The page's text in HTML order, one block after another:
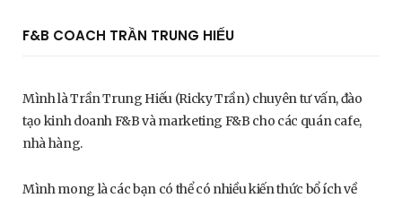
F&B COACH TRẦN TRUNG HIẾU
Mình là Trần Trung Hiếu (Ricky Trần) chuyên tư vấn, đào
tạo kinh doanh F&B và marketing F&B cho các quán cafe,
nhà hàng.
Mình mong là các bạn có thể có nhiều kiến thức bổ ích về